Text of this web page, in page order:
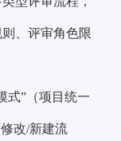
、评审角色限
式”（项目统一
改/新建流